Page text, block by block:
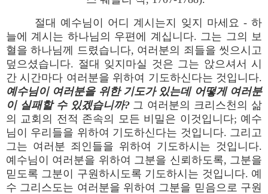
절대 예수님이 어디 계시는지 잊지 마세요 - 하
늘에 계시는 하나님의 우편에 계십니다. 그는 그의 보
혈을 하나님께 드렸습니다, 여러분의 죄들을 씻으시고
덮으셨습니다. 절대 잊지마실 것은 그는 앉으셔서 시
간 시간마다 여러분을 위하여 기도하신다는 것입니다.
예수님이 여러분을 위한 기도가 있는데 어떻게 여러분
이 실패할 수 있겠습니까?그 여러분의 크리스천의 삶
의 교회의 전적 존속의 모든 비밀은 이것입니다; 예수
님이 우리들을 위하여 기도하신다는 것입니다. 그리고
그는 여러분 죄인들을 위하여 기도하시는 것입니다.
예수님이 여러분을 위하여 그분을 신뢰하도록, 그분을
믿도록 그분이 구원하시도록 기도하시는 것입니다. 예
수 그리스도는 여러분을 위하여 그분을 믿음으로 구원